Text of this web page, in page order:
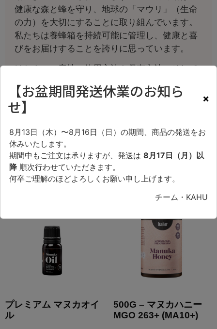
【お盆期間発送休業のお知ら
せ】
×
8月13日（木）〜8月16日（日）の期間、商品の発送をお
休みいたします。
期間中もご注文は承りますが、発送は 8月17日（月）以
降順次行わせていただきます。
何卒ご理解のほどよろしくお願い申し上げます。
チーム・KAHU
健康な森と蜂を守り、地球の「マウリ」（生命
の力）を大切にすることに取り組んでいます。
私たちは養蜂箱を持続可能に管理し、健康と喜
びをお届けすることを誇りに思っています。
はちみつの産地、使用方法や保存方法、そして
るために、パッケージのQRコードをスキャンし
て追跡してください。
関連商品
プレミアム マヌカオイ
ル
500G – マヌカハニー
MGO 263+ (MA10+)